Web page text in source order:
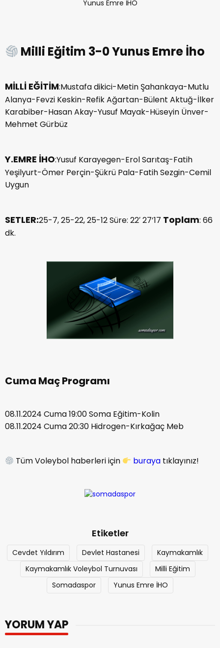
Yunus Emre İHO
Milli Eğitim 3-0 Yunus Emre İho
MİLLİ EĞİTİM:Mustafa dikici-Metin Şahankaya-Mutlu
Alanya-Fevzi Keskin-Refik Ağartan-Bülent Aktuğ-İlker
Karabiber-Hasan Akay-Yusuf Mayak-Hüseyin Ünver-
Mehmet Gürbüz
Y.EMRE İHO:Yusuf Karayegen-Erol Sarıtaş-Fatih
Yeşilyurt-Ömer Perçin-Şükrü Pala-Fatih Sezgin-Cemil
Uygun
SETLER:25-7, 25-22, 25-12 Süre: 22′ 27’17 Toplam: 66
dk.
Cuma Maç Programı
08.11.2024 Cuma 19:00 Soma Eğitim-Kolin
08.11.2024 Cuma 20:30 Hidrogen-Kırkağaç Meb
Tüm Voleybol haberleri için buraya tıklayınız!
Etiketler
Cevdet Yıldırım Devlet Hastanesi
Kaymakamlık
Kaymakamlık Voleybol Turnuvası
Milli Eğitim
Somadaspor
Yunus Emre İHO
YORUM YAP